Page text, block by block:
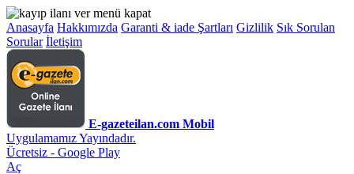
Anasayfa Hakkımızda Garanti & iade Şartları Gizlilik Sık Sorulan
Sorular İletişim
E-gazeteilan.com Mobil
Uygulamamız Yayındadır.
Ücretsiz - Google Play
Aç